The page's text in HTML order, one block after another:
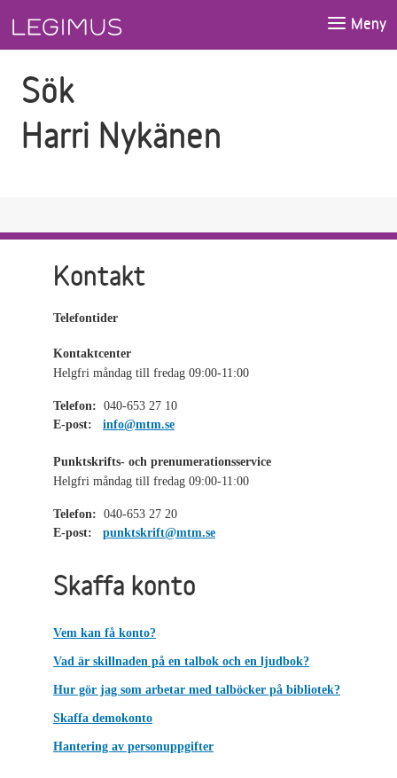
Meny
Sök
Harri Nykänen
Kontakt
Telefontider
Kontaktcenter
Helgfri måndag till fredag 09:00-11:00
Telefon: 040-653 27 10
E-post:
info@mtm.se
Punktskrifts- och prenumerationsservice
Helgfri måndag till fredag 09:00-11:00
Telefon: 040-653 27 20
E-post:
punktskrift@mtm.se
Skaffa konto
Vem kan få konto?
Vad är skillnaden på en talbok och en ljudbok?
Hur gör jag som arbetar med talböcker på bibliotek?
Skaffa demokonto
Hantering av personuppgifter